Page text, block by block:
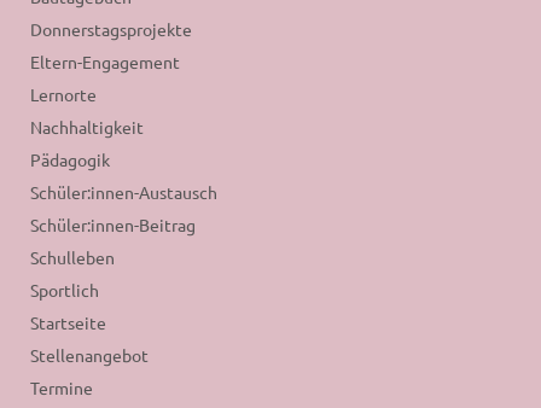
Donnerstagsprojekte
Eltern-Engagement
Lernorte
Nachhaltigkeit
Pädagogik
Schüler:innen-Austausch
Schüler:innen-Beitrag
Schulleben
Sportlich
Startseite
Stellenangebot
Termine